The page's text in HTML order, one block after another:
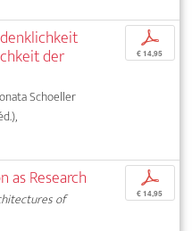
der
Schoeller
p
€ 14,95
as Research
of
p
€ 14,95